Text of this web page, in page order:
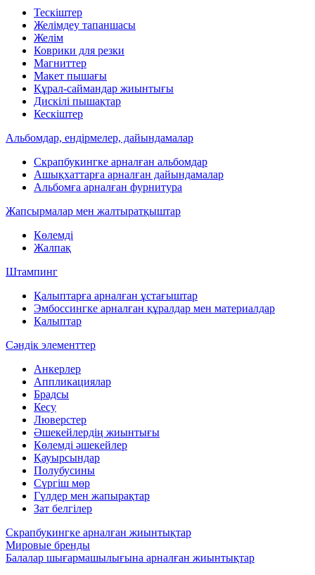
Тескіштер
Желімдеу тапаншасы
Желім
Коврики для резки
Магниттер
Макет пышағы
Құрал-саймандар жиынтығы
Дискілі пышақтар
Кескіштер
Альбомдар, ендірмелер, дайындамалар
Скрапбукингке арналған альбомдар
Ашықхаттарға арналған дайындамалар
Альбомға арналған фурнитура
Жапсырмалар мен жалтыратқыштар
Көлемді
Жалпақ
Штампинг
Қалыптарға арналған ұстағыштар
Эмбоссингке арналған құралдар мен материалдар
Қалыптар
Сәндік элементтер
Анкерлер
Аппликациялар
Брадсы
Кесу
Люверстер
Әшекейлердің жиынтығы
Көлемді әшекейлер
Қауырсындар
Полубусины
Сүргіш мөр
Гүлдер мен жапырақтар
Зат белгілер
Скрапбукингке арналған жиынтықтар
Мировые бренды
Балалар шығармашылығына арналған жиынтықтар